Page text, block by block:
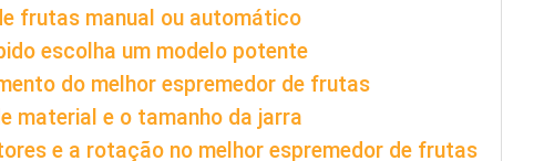
frutas manual ou automático
escolha um modelo potente
do melhor espremedor de frutas
material e o tamanho da jarra
e a rotação no melhor espremedor de frutas